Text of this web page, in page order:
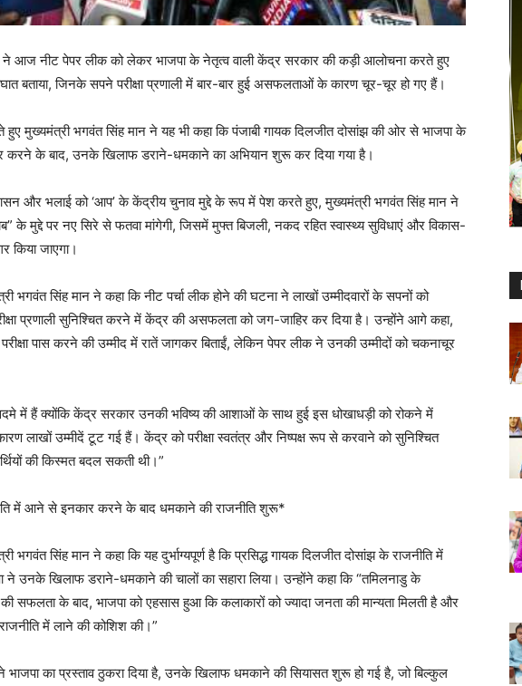
ने आज नीट पेपर लीक को लेकर भाजपा के नेतृत्व वाली केंद्र सरकार की कड़ी आलोचना करते हुए
बताया, जिनके सपने परीक्षा प्रणाली में बार-बार हुई असफलताओं के कारण चूर-चूर हो गए हैं।
हुए मुख्यमंत्री भगवंत सिंह मान ने यह भी कहा कि पंजाबी गायक दिलजीत दोसांझ की ओर से भाजपा के
करने के बाद, उनके खिलाफ डराने-धमकाने का अभियान शुरू कर दिया गया है।
और भलाई को ‘आप’ के केंद्रीय चुनाव मुद्दे के रूप में पेश करते हुए, मुख्यमंत्री भगवंत सिंह मान ने
के मुद्दे पर नए सिरे से फतवा मांगेगी, जिसमें मुफ्त बिजली, नकद रहित स्वास्थ्य सुविधाएं और विकास-
जाएगा।
भगवंत सिंह मान ने कहा कि नीट पर्चा लीक होने की घटना ने लाखों उम्मीदवारों के सपनों को
प्रणाली सुनिश्चित करने में केंद्र की असफलता को जग-जाहिर कर दिया है। उन्होंने आगे कहा,
पास करने की उम्मीद में रातें जागकर बिताईं, लेकिन पेपर लीक ने उनकी उम्मीदों को चकनाचूर
सदमे में हैं क्योंकि केंद्र सरकार उनकी भविष्य की आशाओं के साथ हुई इस धोखाधड़ी को रोकने में
लाखों उम्मीदें टूट गई हैं। केंद्र को परीक्षा स्वतंत्र और निष्पक्ष रूप से करवाने को सुनिश्चित
की किस्मत बदल सकती थी।”
में आने से इनकार करने के बाद धमकाने की राजनीति शुरू*
सिंह मान ने कहा कि यह दुर्भाग्यपूर्ण है कि प्रसिद्ध गायक दिलजीत दोसांझ के राजनीति में
उनके खिलाफ डराने-धमकाने की चालों का सहारा लिया। उन्होंने कहा कि “तमिलनाडु के
सफलता के बाद, भाजपा को एहसास हुआ कि कलाकारों को ज्यादा जनता की मान्यता मिलती है और
में लाने की कोशिश की।”
भाजपा का प्रस्ताव ठुकरा दिया है, उनके खिलाफ धमकाने की सियासत शुरू हो गई है, जो बिल्कुल